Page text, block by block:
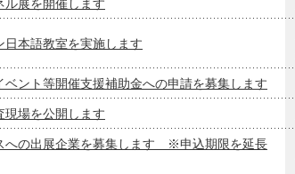
ル展を開催します
本語教室を実施します
ント等開催支援補助金への申請を募集します
現場を公開します
への出展企業を募集します ※申込期限を延長